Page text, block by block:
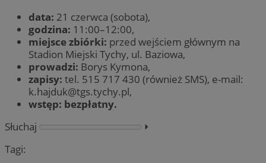
data: 21 czerwca (sobota),
godzina: 11:00–12:00,
miejsce zbiórki: przed wejściem głównym na
Stadion Miejski Tychy, ul. Baziowa,
prowadzi: Borys Kymona,
zapisy: tel. 515 717 430 (również SMS), e-mail:
k.hajduk@tgs.tychy.pl,
wstęp: bezpłatny.
Słuchaj
⏵︎
Tagi: